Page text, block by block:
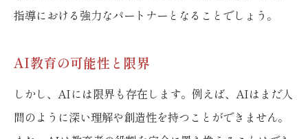
指導における強力なパートナーとなることでしょう。
AI教育の可能性と限界
しかし、AIには限界も存在します。例えば、AIはまだ人
間のように深い理解や創造性を持つことができません。